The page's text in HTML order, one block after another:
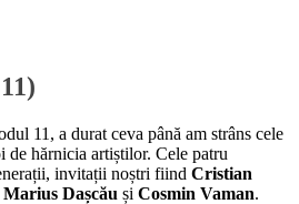
11, a durat ceva până am strâns cele
de hărnicia artiștilor. Cele patru
invitații noștri fiind Cristian
Dașcău și Cosmin Vaman.